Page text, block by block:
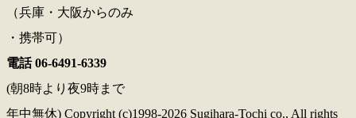
（兵庫・大阪からのみ
・携帯可）
電話 06-6491-6339
(朝8時より夜9時まで
年中無休) Copyright (c)1998-2026 Sugihara-Tochi co., All rights